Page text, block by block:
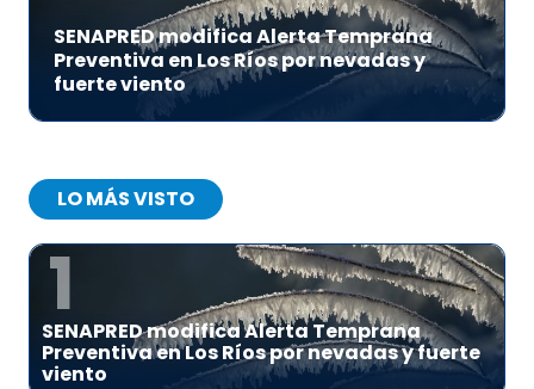
SENAPRED modifica Alerta Temprana
Preventiva en Los Ríos por nevadas y
fuerte viento
LO MÁS VISTO
1
SENAPRED modifica Alerta Temprana
Preventiva en Los Ríos por nevadas y fuerte
viento